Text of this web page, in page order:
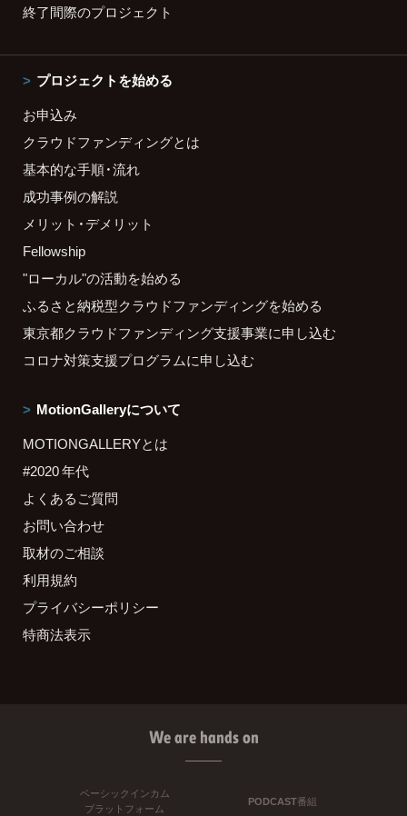
終了間際のプロジェクト
プロジェクトを始める
お申込み
クラウドファンディングとは
基本的な手順・流れ
成功事例の解説
メリット・デメリット
Fellowship
"ローカル"の活動を始める
ふるさと納税型クラウドファンディングを始める
東京都クラウドファンディング支援事業に申し込む
コロナ対策支援プログラムに申し込む
MotionGalleryについて
MOTIONGALLERYとは
#2020 年代
よくあるご質問
お問い合わせ
取材のご相談
利用規約
プライバシーポリシー
特商法表示
We are hands on
ベーシックインカム
プラットフォーム
PODCAST番組